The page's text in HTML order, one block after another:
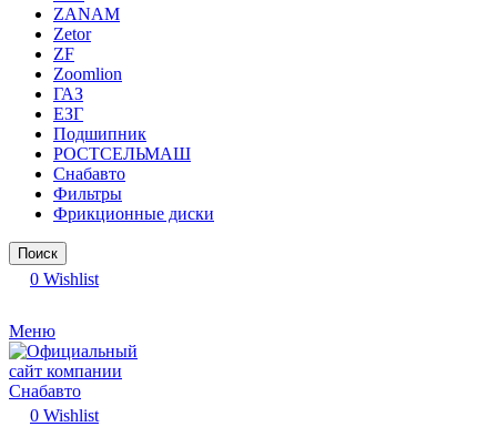
ZANAM
Zetor
ZF
Zoomlion
ГАЗ
ЕЗГ
Подшипник
РОСТСЕЛЬМАШ
Снабавто
Фильтры
Фрикционные диски
Поиск
0 Wishlist
Меню
0 Wishlist